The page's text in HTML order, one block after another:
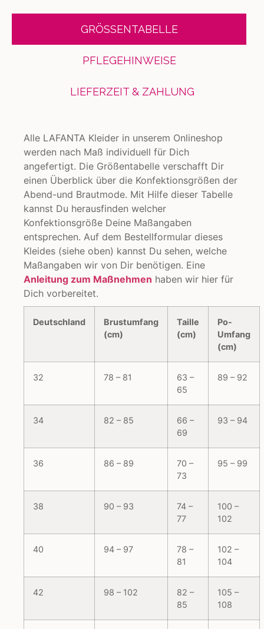
GRÖSSENTABELLE
PFLEGEHINWEISE
LIEFERZEIT & ZAHLUNG
Alle LAFANTA Kleider in unserem Onlineshop
werden nach Maß individuell für Dich
angefertigt. Die Größentabelle verschafft Dir
einen Überblick über die Konfektionsgrößen der
Abend-und Brautmode. Mit Hilfe dieser Tabelle
kannst Du herausfinden welcher
Konfektionsgröße Deine Maßangaben
entsprechen. Auf dem Bestellformular dieses
Kleides (siehe oben) kannst Du sehen, welche
Maßangaben wir von Dir benötigen. Eine
Anleitung zum Maßnehmen haben wir hier für
Dich vorbereitet.
Deutschland
Brustumfang
(cm)
Taille
(cm)
Po-
Umfang
(cm)
32 78 – 81
63 –
65
89 – 92
34 82 – 85
66 –
69
93 – 94
36 86 – 89
70 –
73
95 – 99
38 90 – 93
74 –
77
100 –
102
40 94 – 97
78 –
81
102 –
104
42 98 – 102
82 –
85
105 –
108